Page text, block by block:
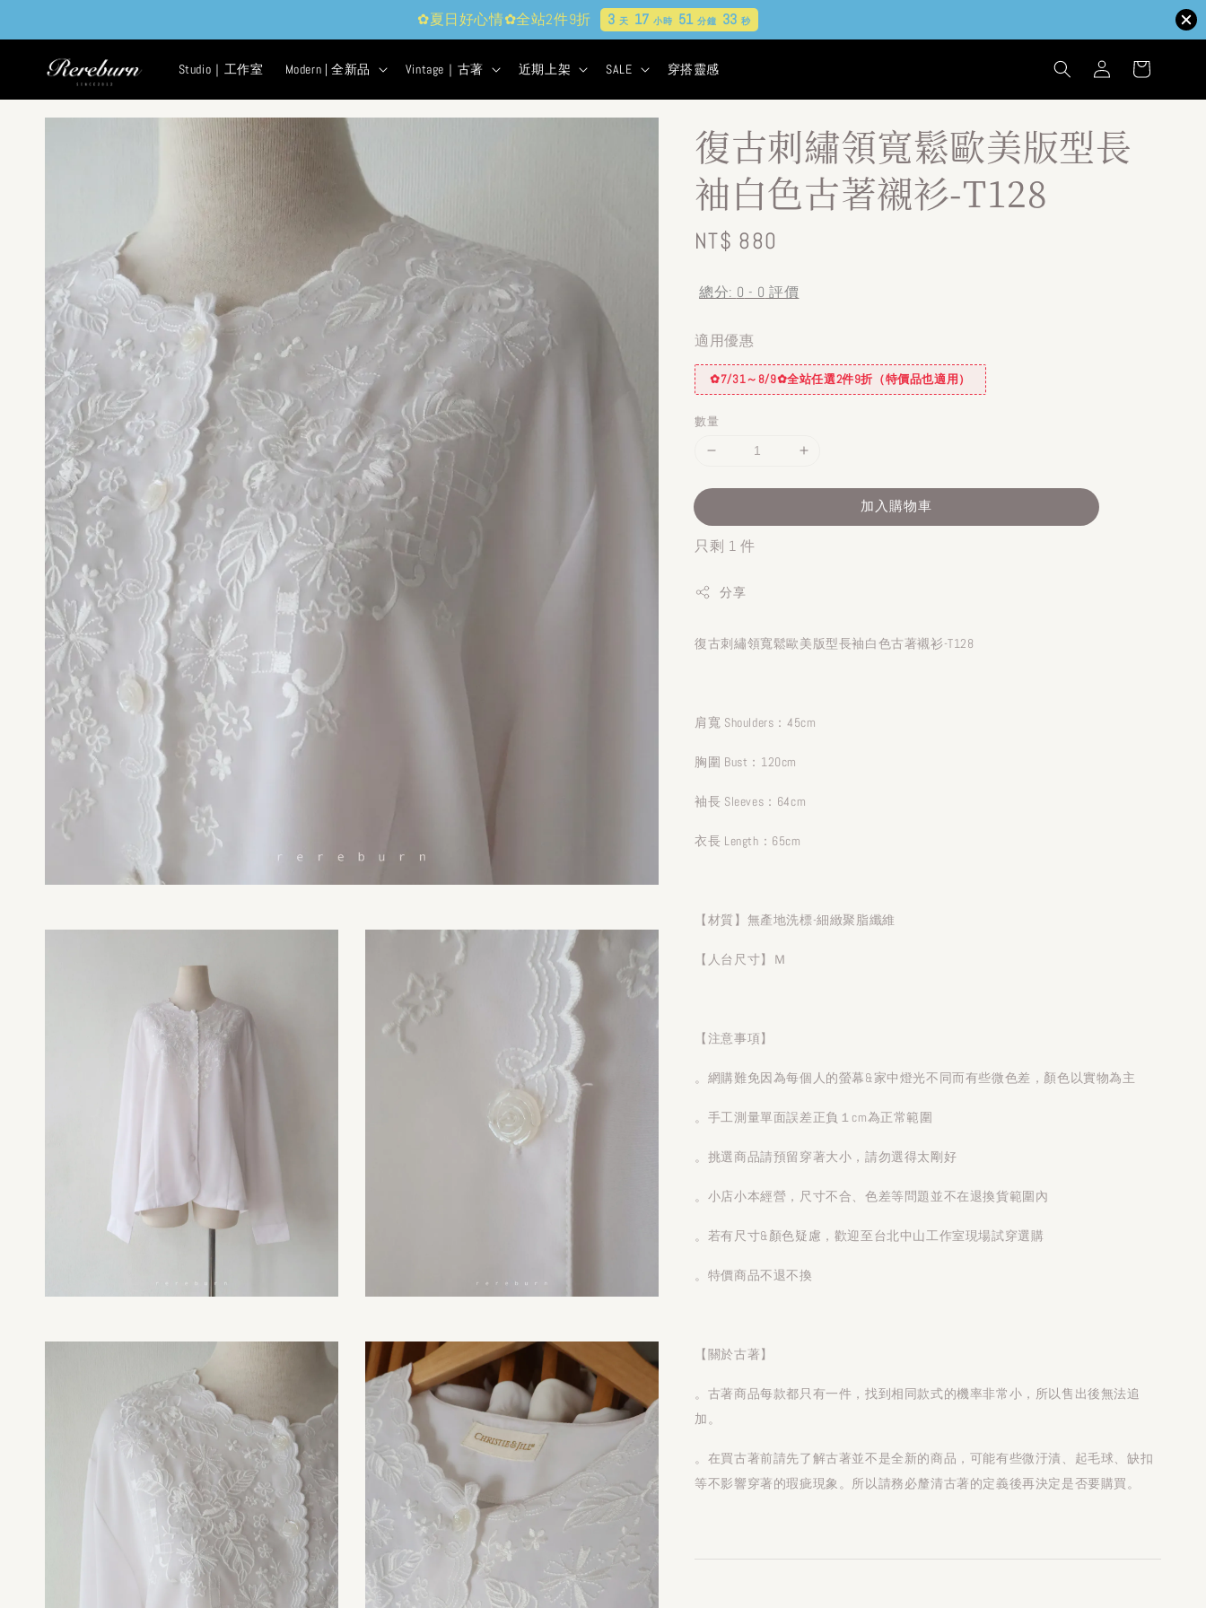
✿夏日好心情✿全站2件9折 3 天 17小時 51分鐘 32秒
Studio｜工作室 Modern | 全新品 Vintage｜古著 近期上架 SALE 穿搭靈感
復古刺繡領寬鬆歐美版型長
袖白色古著襯衫-T128
Regular
NT$ 880
總分: 0 - 0 評價
適用優惠
✿7/31～8/9✿全站任選2件9折（特價品也適用）
數量
加入購物車
只剩 1 件
分享
復古刺繡領寬鬆歐美版型長袖白色古著襯衫-T128
肩寬 Shoulders：45cm
胸圍 Bust：120cm
袖長 Sleeves：64cm
衣長 Length：65cm
【材質】無產地洗標-細緻聚脂纖維
【人台尺寸】Ｍ
【注意事項】
。網購難免因為每個人的螢幕&家中燈光不同而有些微色差，顏色以實物為主
。手工測量單面誤差正負１cm為正常範圍
。挑選商品請預留穿著大小，請勿選得太剛好
。小店小本經營，尺寸不合、色差等問題並不在退換貨範圍內
。若有尺寸&顏色疑慮，歡迎至台北中山工作室現場試穿選購
。特價商品不退不換
【關於古著】
。古著商品每款都只有一件，找到相同款式的機率非常小，所以售出後無法追
加。
。在買古著前請先了解古著並不是全新的商品，可能有些微汙漬、起毛球、缺扣
等不影響穿著的瑕疵現象。所以請務必釐清古著的定義後再決定是否要購買。